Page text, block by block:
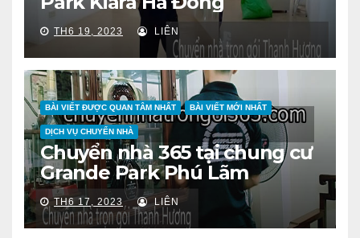
TH6 19, 2023 LIÊN
BÀI VIẾT ĐƯỢC QUAN TÂM NHẤT BÀI VIẾT MỚI NHẤT
DỊCH VỤ CHUYỂN NHÀ
Chuyển nhà 365 tại chung cư
Grande Park Phú Lãm
TH6 17, 2023 LIÊN